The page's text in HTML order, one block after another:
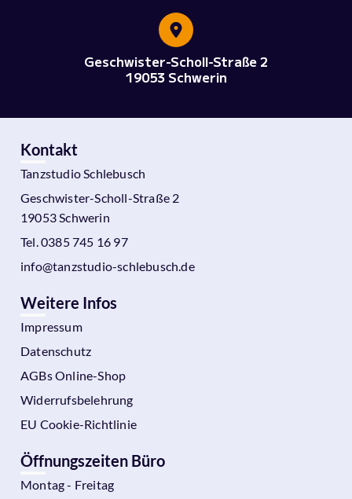
Geschwister-Scholl-Straße 2
19053 Schwerin
Kontakt
Tanzstudio Schlebusch
Geschwister-Scholl-Straße 2
19053 Schwerin
Tel. 0385 745 16 97
info@tanzstudio-schlebusch.de
Weitere Infos
Impressum
Datenschutz
AGBs Online-Shop
Widerrufsbelehrung
EU Cookie-Richtlinie
Öffnungszeiten Büro
Montag - Freitag